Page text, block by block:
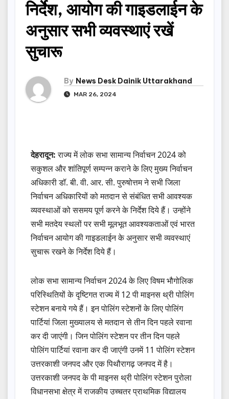
निर्देश, आयोग की गाइडलाईन के
अनुसार सभी व्यवस्थाएं रखें
सुचारू
By News Desk Dainik Uttarakhand
MAR 26, 2024
देहरादून:राज्य में लोक सभा सामान्य निर्वाचन 2024 को
सकुशल और शांतिपूर्ण सम्पन्न कराने के लिए मुख्य निर्वाचन
अधिकारी डॉ. बी. वी. आर. सी. पुरुषोत्तम ने सभी जिला
निर्वाचन अधिकारियों को मतदान से संबंधित सभी आवश्यक
व्यवस्थाओं को ससमय पूर्ण करने के निर्देश दिये हैं। उन्होंने
सभी मतदेय स्थलों पर सभी मूलभूत आवश्यकताओं एवं भारत
निर्वाचन आयोग की गाइडलाईन के अनुसार सभी व्यवस्थाएं
सुचारू रखने के निर्देश दिये हैं।
लोक सभा सामान्य निर्वाचन 2024 के लिए विषम भौगोलिक
परिस्थितियों के दृष्टिगत राज्य में 12 पी माइनस थ्री पोलिंग
स्टेशन बनाये गये हैं। इन पोलिंग स्टेशनों के लिए पोलिंग
पार्टियां जिला मुख्यालय से मतदान से तीन दिन पहले रवाना
कर दी जाएंगी। जिन पोलिंग स्टेशन पर तीन दिन पहले
पोलिंग पार्टियां रवाना कर दी जाएंगी उनमें 11 पोलिंग स्टेशन
उत्तरकाशी जनपद और एक पिथौरागढ़ जनपद में है।
उत्तरकाशी जनपद के पी माइनस थ्री पोलिंग स्टेशन पुरोला
विधानसभा क्षेत्र में राजकीय उच्चतर प्राथमिक विद्यालय